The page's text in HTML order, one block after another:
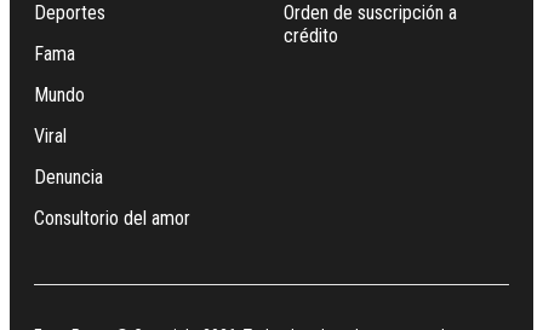
Deportes
Fama
Mundo
Viral
Denuncia
Consultorio del amor
Orden de suscripción a
crédito